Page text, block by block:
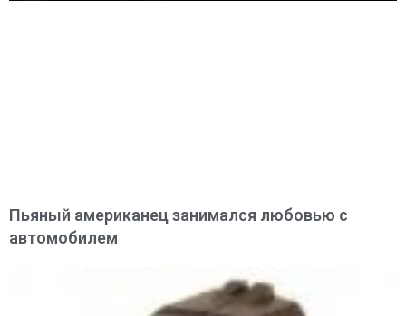
Пьяный американец занимался любовью с
автомобилем